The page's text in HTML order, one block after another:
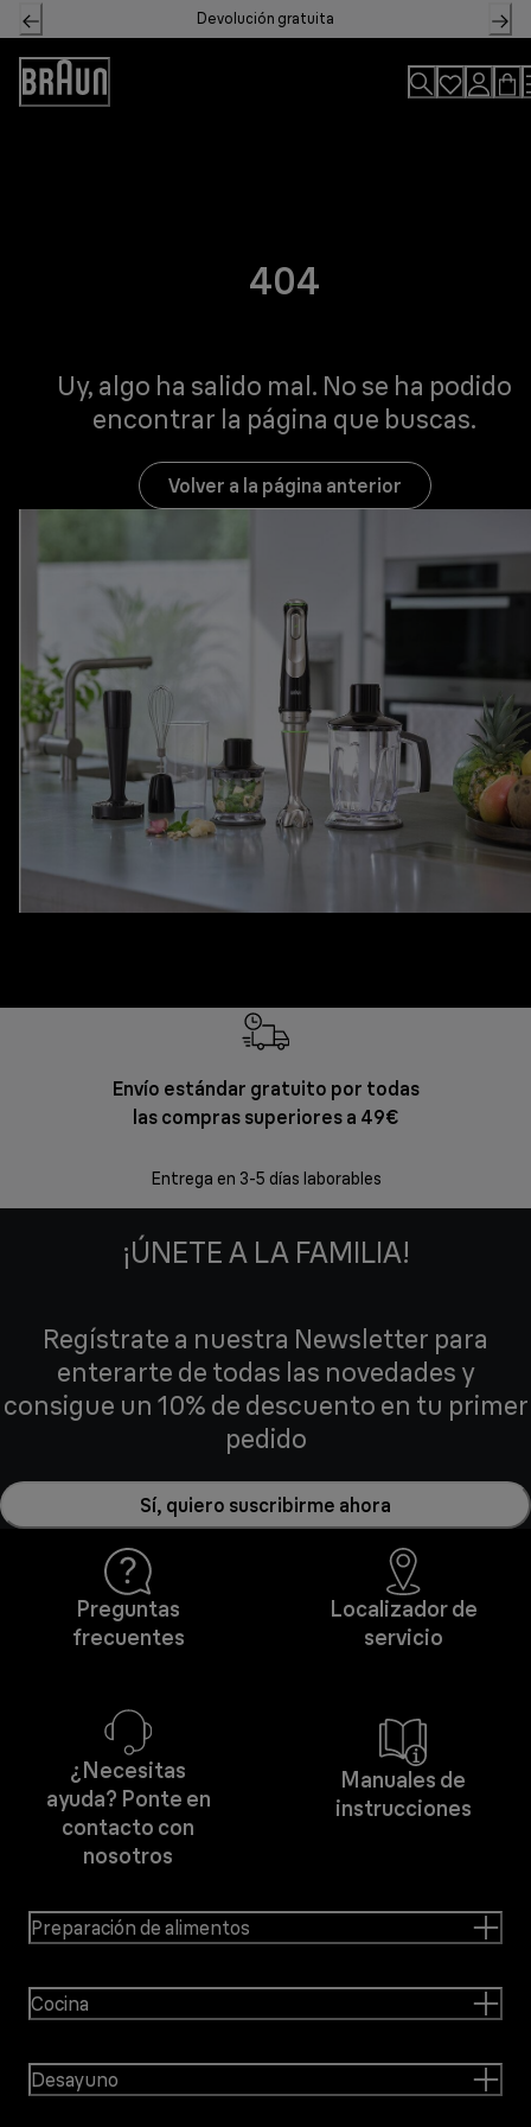
Skip
to
Content
Devolución gratuita
Accessibility
404
Uy, algo ha salido mal. No se ha podido
encontrar la página que buscas.
Volver a la página anterior
Envío estándar gratuito por todas
las compras superiores a 49€
Entrega en 3-5 días laborables
¡ÚNETE A LA FAMILIA!
Regístrate a nuestra Newsletter para
enterarte de todas las novedades y
consigue un 10% de descuento en tu primer
pedido
Sí, quiero suscribirme ahora
Preguntas
frecuentes
Localizador de
servicio
¿Necesitas
ayuda? Ponte en
contacto con
nosotros
Manuales de
instrucciones
Preparación de alimentos
Cocina
Desayuno